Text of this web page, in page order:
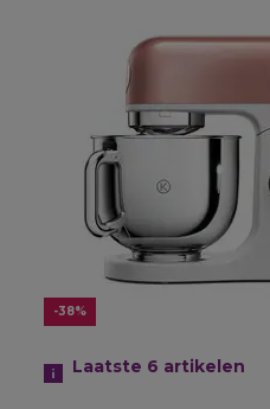
-38%
Laatste 6 artikelen